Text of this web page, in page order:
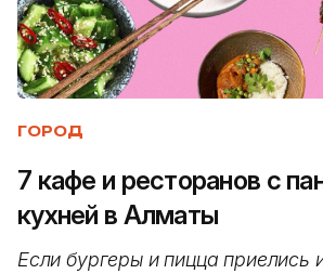
ГОРОД
7 кафе и ресторанов с
кухней в Алматы
Если бургеры и пицца приелись